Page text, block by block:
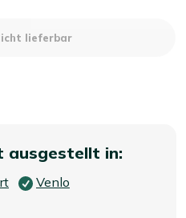
lieferbar
ausgestellt in:
Venlo